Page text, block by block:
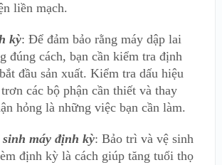
liền mạch.
kỳ: Để đảm bảo rằng máy dập lai
đúng cách, bạn cần kiểm tra định
đầu sản xuất. Kiểm tra dấu hiệu
các bộ phận cần thiết và thay
hỏng là những việc bạn cần làm.
máy định kỳ: Bảo trì và vệ sinh
định kỳ là cách giúp tăng tuổi thọ